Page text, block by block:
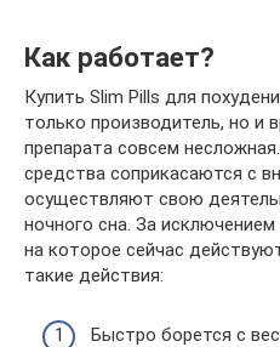
Как работает?
Купить Slim Pills для
только производитель, но и
препарата совсем
средства соприкасаются с
осуществляют свою
ночного сна. За исключением
на которое сейчас
такие действия:
Быстро борется с